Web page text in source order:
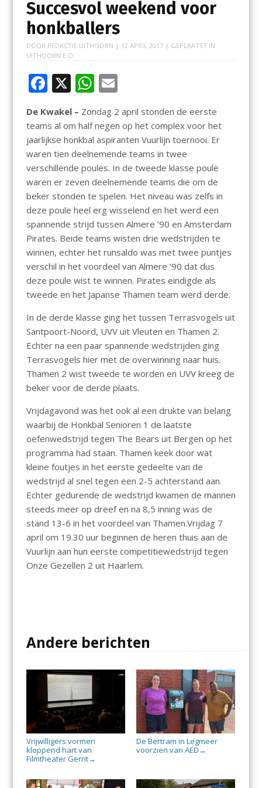
Succesvol weekend voor
honkballers
DOOR REDACTIE UITHOORN | 12 APRIL 2017| GEPLAATST IN
UITHOORN E.O.
F
ac
e
b
o
o
k
X W
h
at
s
A
p
p
E
ai
l
De Kwakel – Zondag 2 april stonden de eerste
teams al om half negen op het complex voor het
jaarlijkse honkbal aspiranten Vuurlijn toernooi. Er
waren tien deelnemende teams in twee
verschillende poules. In de tweede klasse poule
waren er zeven deelnemende teams die om de
beker stonden te spelen. Het niveau was zelfs in
deze poule heel erg wisselend en het werd een
spannende strijd tussen Almere ’90 en Amsterdam
Pirates. Beide teams wisten drie wedstrijden te
winnen, echter het runsaldo was met twee puntjes
verschil in het voordeel van Almere ’90 dat dus
deze poule wist te winnen. Pirates eindigde als
tweede en het Japanse Thamen team werd derde.
In de derde klasse ging het tussen Terrasvogels uit
Santpoort-Noord, UVV uit Vleuten en Thamen 2.
Echter na een paar spannende wedstrijden ging
Terrasvogels hier met de overwinning naar huis.
Thamen 2 wist tweede te worden en UVV kreeg de
beker voor de derde plaats.
Vrijdagavond was het ook al een drukte van belang
waarbij de Honkbal Senioren 1 de laatste
oefenwedstrijd tegen The Bears uit Bergen op het
programma had staan. Thamen keek door wat
kleine foutjes in het eerste gedeelte van de
wedstrijd al snel tegen een 2-5 achterstand aan.
Echter gedurende de wedstrijd kwamen de mannen
steeds meer op dreef en na 8,5 inning was de
stand 13-6 in het voordeel van Thamen.Vrijdag 7
april om 19.30 uur beginnen de heren thuis aan de
Vuurlijn aan hun eerste competitiewedstrijd tegen
Onze Gezellen 2 uit Haarlem.
Andere berichten
Vrijwilligers vormen
kloppend hart van
Filmtheater Gerrit→
De Bertram in Legmeer
voorzien van AED →